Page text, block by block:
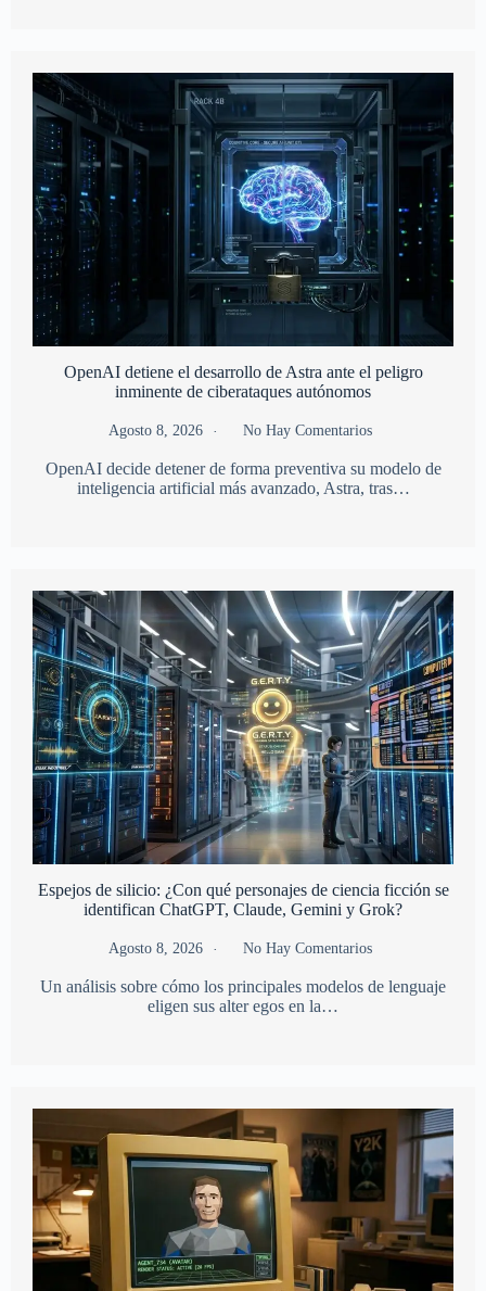
OpenAI detiene el desarrollo de Astra ante el peligro
inminente de ciberataques autónomos
Agosto 8, 2026 No Hay Comentarios
OpenAI decide detener de forma preventiva su modelo de
inteligencia artificial más avanzado, Astra, tras…
Espejos de silicio: ¿Con qué personajes de ciencia ficción se
identifican ChatGPT, Claude, Gemini y Grok?
Agosto 8, 2026 No Hay Comentarios
Un análisis sobre cómo los principales modelos de lenguaje
eligen sus alter egos en la…